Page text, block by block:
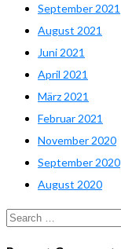
September 2021
August 2021
Juni 2021
April 2021
März 2021
Februar 2021
November 2020
September 2020
August 2020